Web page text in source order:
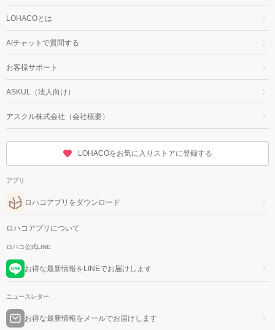
LOHACOとは
AIチャットで質問する
お客様サポート
ASKUL（法人向け）
アスクル株式会社（会社概要）
LOHACOをお気に入りストアに登録する
アプリ
ロハコアプリをダウンロード
ロハコアプリについて
ロハコ公式LINE
お得な最新情報をLINEでお届けします
ニュースレター
お得な最新情報をメールでお届けします